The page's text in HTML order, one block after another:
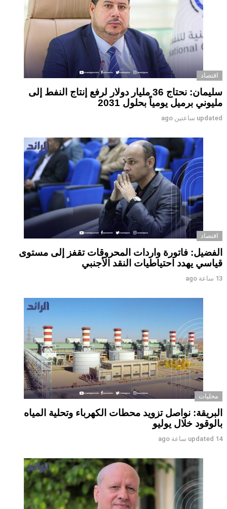
اقتصاد
سليمان: نحتاج 36 مليار دولار لرفع إنتاج النفط إلى
مليوني برميل يومياً بحلول 2031
updated ساعتين ago
اقتصاد
الفضيل: فاتورة واردات المحروقات تقفز إلى مستوى
قياسي يهدد احتياطيات النقد الأجنبي
13 ساعة ago
محليات
البريقة: نواصل تزويد محطات الكهرباء وتحلية المياه
بالوقود خلال يوليو
updated 14 ساعة ago